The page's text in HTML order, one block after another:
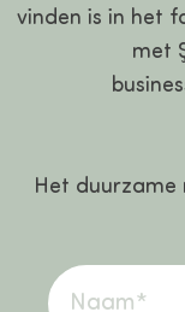
vinden is in het
met
Het duurzame